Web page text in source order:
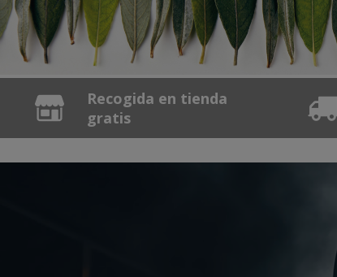
Recogida en tienda
gratis